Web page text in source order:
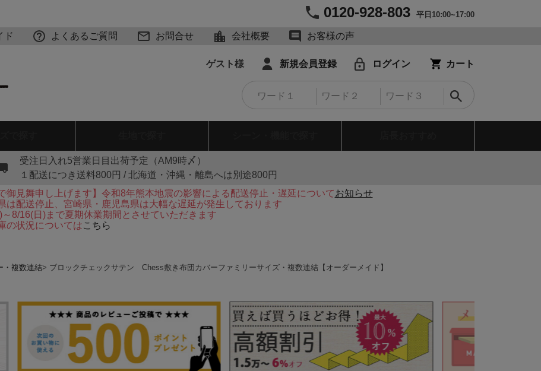
0120-928-803 平日10:00~17:00
ド よくあるご質問 お問合せ 会社概要 お客様の声
ゲスト様 新規会員登録 ログイン カート
受注日入れ5営業日目出荷予定（AM9時〆）
１配送につき送料800円 / 北海道・沖縄・離島へは別途800円
御見舞申し上げます】令和8年熊本地震の影響による配送停止・遅延についてお知らせ
は配送停止、宮崎県・鹿児島県は大幅な遅延が発生しております
～8/16(日)まで夏期休業期間とさせていただきます
の状況についてはこちら
・複数連結 ブロックチェックサテン Chess敷き布団カバーファミリーサイズ・複数連結【オーダーメイド】